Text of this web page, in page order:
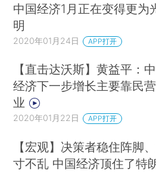
中国经济1月正在变得更为
明
2020年01月24日 APP打开
【直击达沃斯】黄益平：
经济下一步增长主要靠民
业
2020年01月22日 APP打开
【宏观】决策者稳住阵脚
寸不乱 中国经济顶住了特